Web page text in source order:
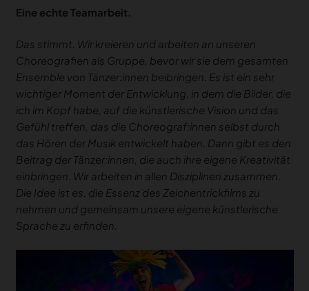
Eine echte Teamarbeit.
Das stimmt. Wir kreieren und arbeiten an unseren
Choreografien als Gruppe, bevor wir sie dem gesamten
Ensemble von Tänzer:innen beibringen. Es ist ein sehr
wichtiger Moment der Entwicklung, in dem die Bilder, die
ich im Kopf habe, auf die künstlerische Vision und das
Gefühl treffen, das die Choreograf:innen selbst durch
das Hören der Musik entwickelt haben. Dann gibt es den
Beitrag der Tänzer:innen, die auch ihre eigene Kreativität
einbringen. Wir arbeiten in allen Disziplinen zusammen.
Die Idee ist es, die Essenz des Zeichentrickfilms zu
nehmen und gemeinsam unsere eigene künstlerische
Sprache zu erfinden.